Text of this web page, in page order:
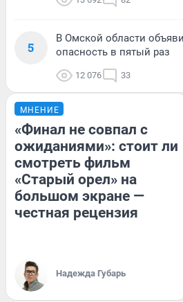
5
В Омской области
опасность в пятый раз
12 076 33
МНЕНИЕ
«Финал не совпал с
ожиданиями»: стоит ли
смотреть фильм
«Старый орел» на
большом экране —
честная рецензия
Надежда Губарь